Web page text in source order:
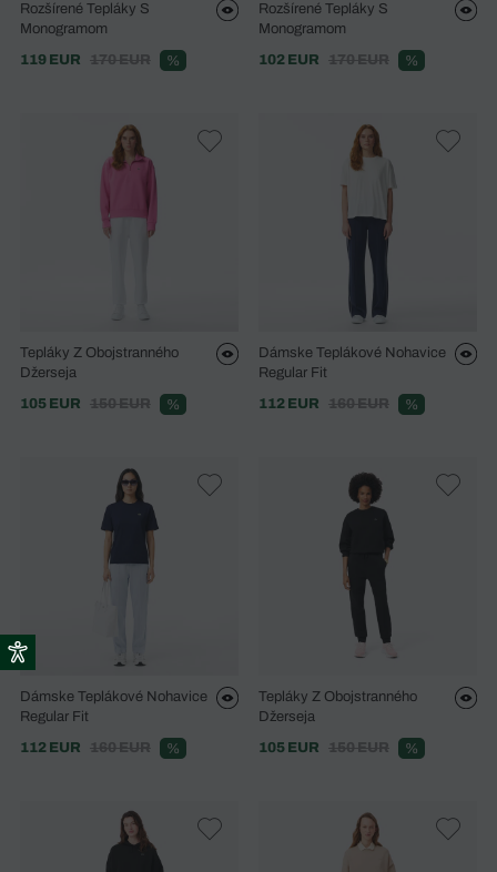
Rozšírené Tepláky S
Monogramom
119 EUR
170 EUR %
Rozšírené Tepláky S
Monogramom
102 EUR
170 EUR %
Tepláky Z Obojstranného
Džerseja
105 EUR
150 EUR %
Dámske Teplákové Nohavice
Regular Fit
112 EUR
160 EUR %
Dámske Teplákové Nohavice
Regular Fit
112 EUR
160 EUR %
Tepláky Z Obojstranného
Džerseja
105 EUR
150 EUR %